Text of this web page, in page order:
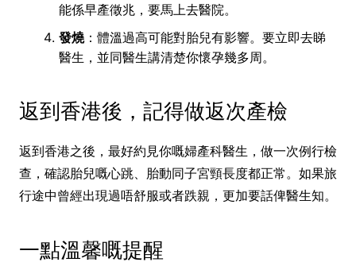
能係早產徵兆，要馬上去醫院。
發燒：體溫過高可能對胎兒有影響。要立即去睇
醫生，並同醫生講清楚你懷孕幾多周。
返到香港後，記得做返次產檢
返到香港之後，最好約見你嘅婦產科醫生，做一次例行檢
查，確認胎兒嘅心跳、胎動同子宮頸長度都正常。如果旅
行途中曾經出現過唔舒服或者跌親，更加要話俾醫生知。
一點溫馨嘅提醒